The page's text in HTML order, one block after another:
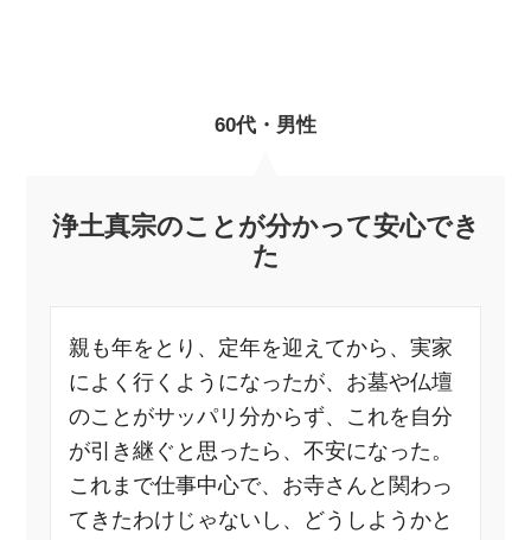
60代・男性
浄土真宗のことが分かって安心でき
た
親も年をとり、定年を迎えてから、実家
によく行くようになったが、お墓や仏壇
のことがサッパリ分からず、これを自分
が引き継ぐと思ったら、不安になった。
これまで仕事中心で、お寺さんと関わっ
てきたわけじゃないし、どうしようかと